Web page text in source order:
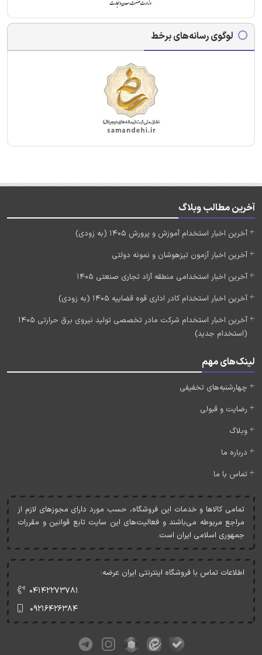
لوگوی رسانه‌های برخط
آخرین مطالب وبلاگ
آخرین اخبار استخدام آموزش و پرورش 1405 (به زودی)
آخرین اخبار آزمون تیزهوشان و نمونه دولتی
آخرین اخبار استخدامی منطقه آزاد تجاری صنعتی 1405
آخرین اخبار استخدام کادر اداری قوه قضاییه 1405 (به زودی)
آخرین اخبار استخدام شرکت مادر تخصصی تولید نیروی برق حرارتی 1405
(استخدام جدید)
لینک‌های مهم
چهارشنبه‌های تخفیفی
رضایت و قبولی
وبلاگ
درباره ما
تماس با ما
تمامی کالاها و خدمات اين فروشگاه، حسب مورد دارای مجوزهای لازم از
مراجع مربوطه می‌باشند و فعاليت‌های اين سايت تابع قوانين و مقررات
جمهوری اسلامی ايران است.
اطلاعات تماس با فروشگاه اینترنتی ایران عرضه:
۰۴۱۴۲۲۷۳۷۸۱
۰۹۲۱۶۴۲۶۳۸۴